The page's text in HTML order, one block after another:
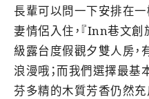
長輩可以問一下安排在
妻情侶入住，『Inn巷文
級露台度假觀夕雙人房，
浪漫哦；而我們選擇最基
芬多精的木質芳香仍然